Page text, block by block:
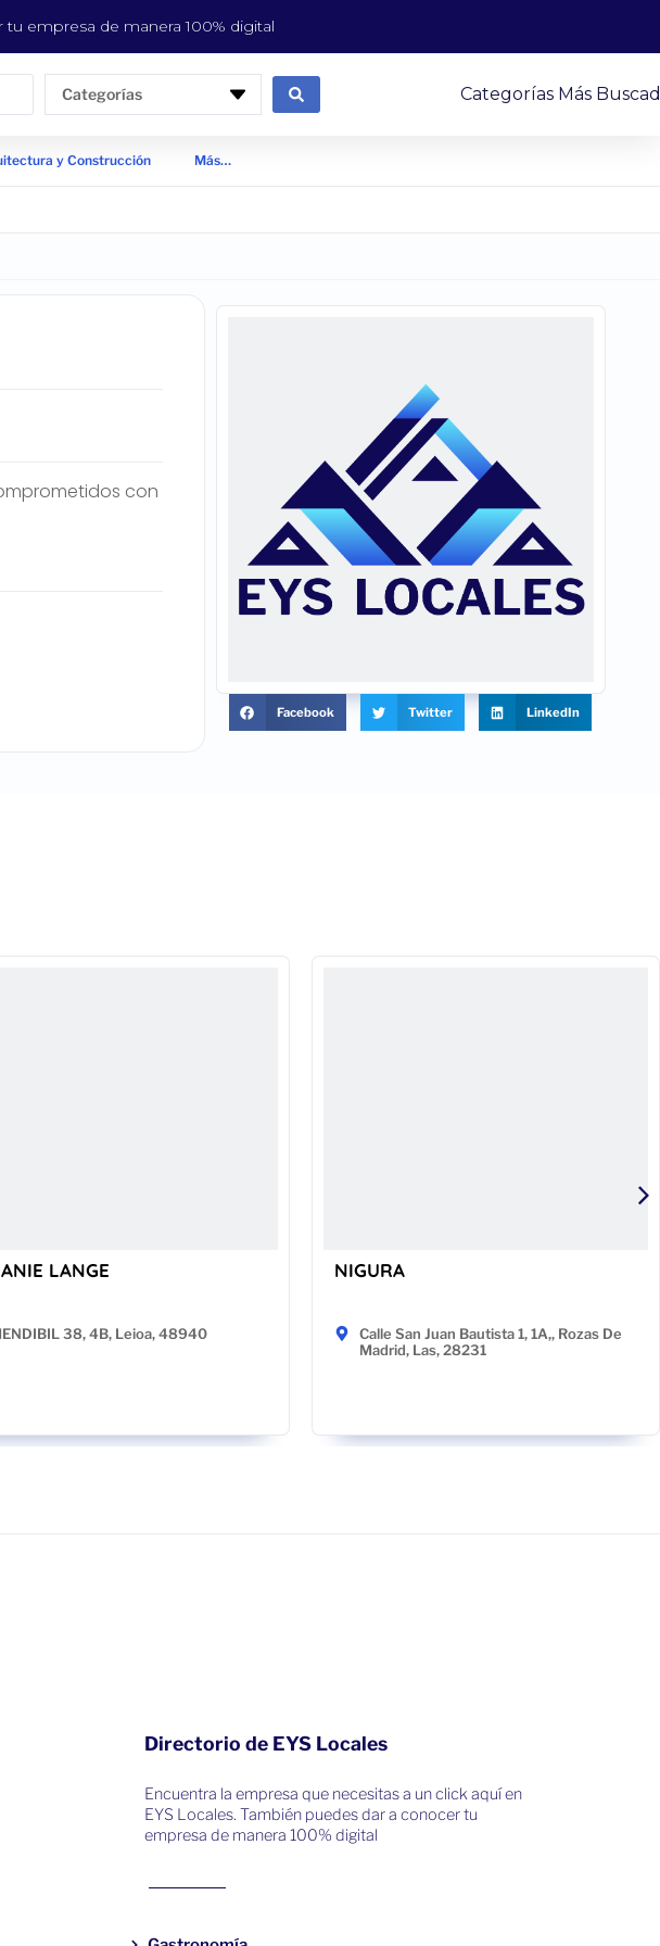
empresa de manera 100% digital
Categorías Categorías Más
y Construcción Más…
con
Facebook Twitter LinkedIn
LANGE
38, 4B, Leioa, 48940
NIGURA
Calle San Juan Bautista 1, 1A,, Rozas De
Madrid, Las, 28231
Directorio de EYS Locales
Encuentra la empresa que necesitas a un click aquí en
EYS Locales. También puedes dar a conocer tu
empresa de manera 100% digital